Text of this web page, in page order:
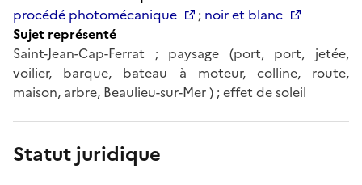
procédé photomécanique
; noir et blanc
Sujet représenté
Saint-Jean-Cap-Ferrat ; paysage (port, port, jetée,
voilier, barque, bateau à moteur, colline, route,
maison, arbre, Beaulieu-sur-Mer ) ; effet de soleil
Statut juridique